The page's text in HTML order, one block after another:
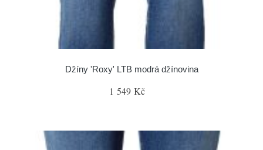
Džíny 'Roxy' LTB modrá džínovina
1 549 Kč